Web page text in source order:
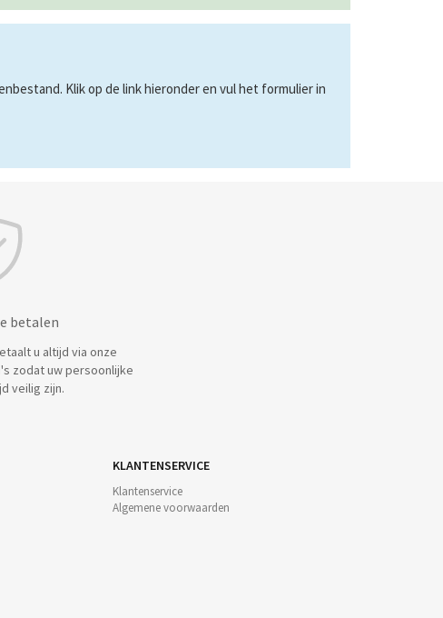
Klik op de link hieronder en vul het formulier in
betalen
u altijd via onze
zodat uw persoonlijke
veilig zijn.
KLANTENSERVICE
Klantenservice
Algemene voorwaarden